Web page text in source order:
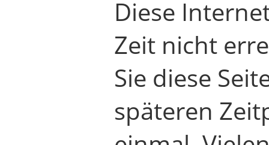
Diese
Zeit nicht
Sie diese
späteren